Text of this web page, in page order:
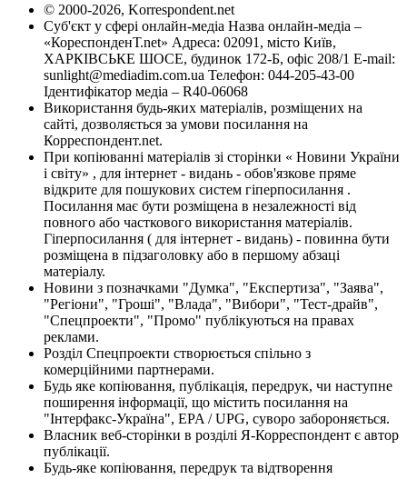
© 2000-2026, Korrespondent.net
Суб'єкт у сфері онлайн-медіа Назва онлайн-медіа –
«КореспонденТ.net» Адреса: 02091, місто Київ,
ХАРКІВСЬКЕ ШОСЕ, будинок 172-Б, офіс 208/1 E-mail:
sunlight@mediadim.com.ua Телефон: 044-205-43-00
Ідентифікатор медіа – R40-06068
Використання будь-яких матеріалів, розміщених на
сайті, дозволяється за умови посилання на
Корреспондент.net.
При копіюванні матеріалів зі сторінки « Новини України
і світу» , для інтернет - видань - обов'язкове пряме
відкрите для пошукових систем гіперпосилання .
Посилання має бути розміщена в незалежності від
повного або часткового використання матеріалів.
Гіперпосилання ( для інтернет - видань) - повинна бути
розміщена в підзаголовку або в першому абзаці
матеріалу.
Новини з позначками "Думка", "Експертиза", "Заява",
"Регіони", "Гроші", "Влада", "Вибори", "Тест-драйв",
"Спецпроекти", "Промо" публікуються на правах
реклами.
Розділ Спецпроекти створюється спільно з
комерційними партнерами.
Будь яке копіювання, публікація, передрук, чи наступне
поширення інформації, що містить посилання на
"Інтерфакс-Україна", EPA / UPG, суворо забороняється.
Власник веб-сторінки в розділі Я-Корреспондент є автор
публікації.
Будь-яке копіювання, передрук та відтворення